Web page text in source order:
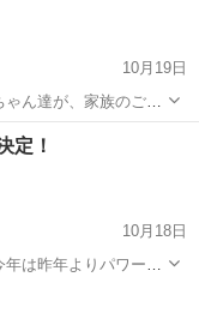
10月19日
ん達が、家族のご縁
ゃん達に会いに来て下
定！
10月18日
は昨年よりパワーア